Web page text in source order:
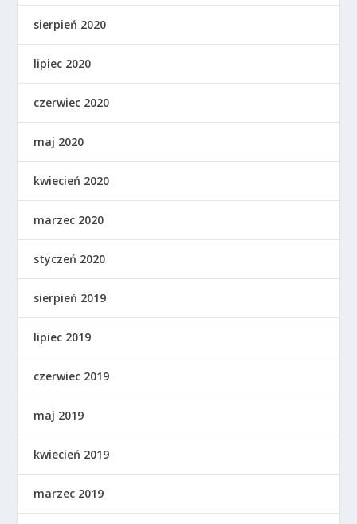
sierpień 2020
lipiec 2020
czerwiec 2020
maj 2020
kwiecień 2020
marzec 2020
styczeń 2020
sierpień 2019
lipiec 2019
czerwiec 2019
maj 2019
kwiecień 2019
marzec 2019